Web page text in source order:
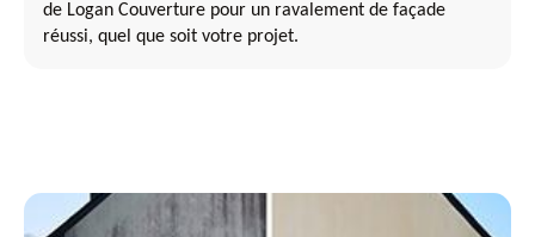
de Logan Couverture pour un ravalement de façade
réussi, quel que soit votre projet.